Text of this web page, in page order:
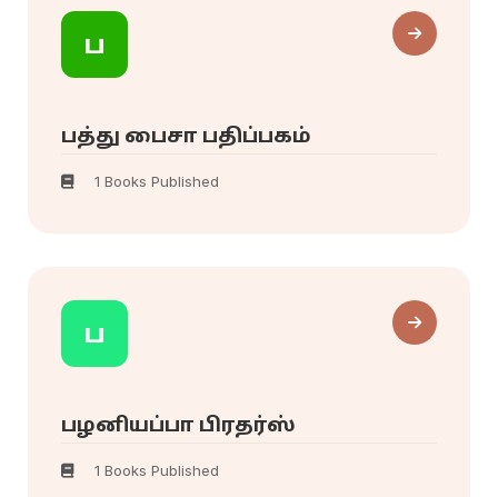
ப
பத்து பைசா பதிப்பகம்
1 Books Published
ப
பழனியப்பா பிரதர்ஸ்
1 Books Published